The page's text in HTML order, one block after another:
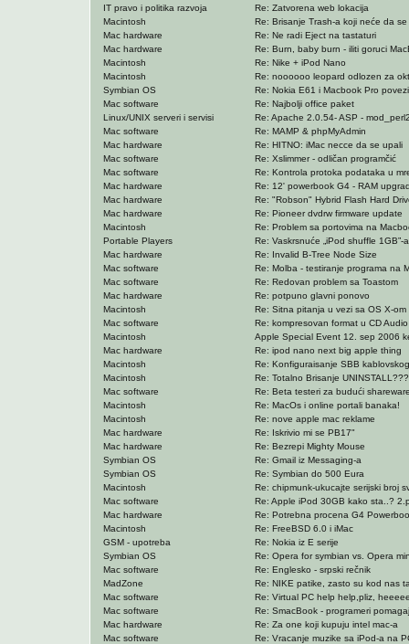
IT pravo i politika razvoja
Re: Zatvorena web lokacija
Macintosh
Re: Brisanje Trash-a koji neće da
Mac hardware
Re: Ne radi Eject na tastaturi
Mac hardware
Re: Burn, baby burn - iliti goruci
Macintosh
Re: Nike + iPod Nano
Macintosh
Re: noooooo leopard odlozen za
Symbian OS
Re: Nokia E61 i Macbook Pro
Mac software
Re: Najbolji office paket
Linux/UNIX serveri i servisi
Re: Apache 2.0.54- ASP -
Mac software
Re: MAMP & phpMyAdmin
Mac hardware
Re: HITNO: iMac necce da se upali
Mac software
Re: Xslimmer - odličan programčić
Mac software
Re: Kontrola protoka podataka u
Mac hardware
Re: 12' powerbook G4 - RAM
Mac hardware
Re: "Robson" Hybrid Flash Hard
Mac hardware
Re: Pioneer dvdrw firmware update
Macintosh
Re: Problem sa portovima na
Portable Players
Re: Vaskrsnuće „iPod shuffle 1GB”-
Mac hardware
Re: Invalid B-Tree Node Size
Mac software
Re: Molba - testiranje programa na
Mac software
Re: Redovan problem sa Toastom
Mac hardware
Re: potpuno glavni ponovo
Macintosh
Re: Sitna pitanja u vezi sa OS X-om
Mac software
Re: kompresovan format u CD Audio
Macintosh
Apple Special Event 12. sep 2006
Mac hardware
Re: ipod nano next big apple thing
Macintosh
Re: Konfiguraisanje SBB
Macintosh
Re: Totalno Brisanje UNINSTALL???
Mac software
Re: Beta testeri za budući
Macintosh
Re: MacOs i online portali banaka!
Macintosh
Re: nove apple mac reklame
Mac hardware
Re: Iskrivio mi se PB17"
Mac hardware
Re: Bezrepi Mighty Mouse
Symbian OS
Re: Gmail iz Messaging-a
Symbian OS
Re: Symbian do 500 Eura
Macintosh
Re: chipmunk-ukucajte serijski broj
Mac software
Re: Apple iPod 30GB kako sta..?
Mac hardware
Re: Potrebna procena G4
Macintosh
Re: FreeBSD 6.0 i iMac
GSM - upotreba
Re: Nokia iz E serije
Symbian OS
Re: Opera for symbian vs. Opera
Mac software
Re: Englesko - srpski rečnik
MadZone
Re: NIKE patike, zasto su kod nas
Mac software
Re: Virtual PC help help,pliz,
Mac software
Re: SmacBook - programeri
Mac hardware
Re: Za one koji kupuju intel mac-a
Mac software
Re: Vracanje muzike sa iPod-a na